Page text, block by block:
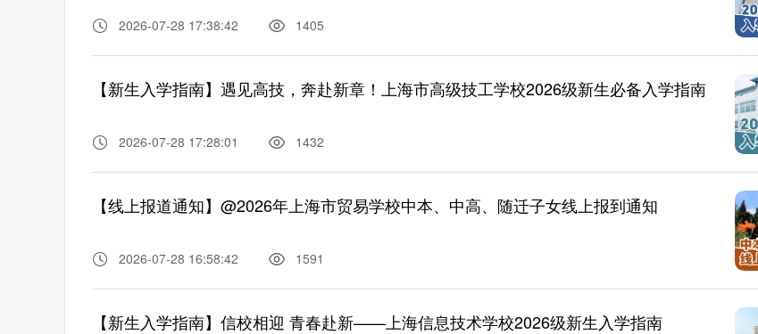
2026-07-28 17:38:42 1405
【新生入学指南】遇见高技，奔赴新章！上海市高级技工学校2026级新生必备入学指南
2026-07-28 17:28:01 1432
【线上报道通知】@2026年上海市贸易学校中本、中高、随迁子女线上报到通知
2026-07-28 16:58:42 1591
【新生入学指南】信校相迎 青春赴新——上海信息技术学校2026级新生入学指南